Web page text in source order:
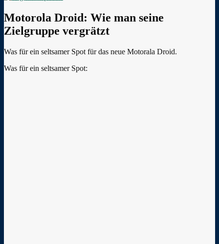
Motorola Droid: Wie man seine
Zielgruppe vergrätzt
Was für ein seltsamer Spot für das neue Motorala Droid.
Was für ein seltsamer Spot: